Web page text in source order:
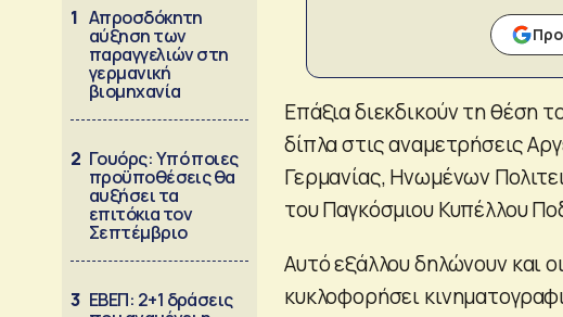
1 Απροσδόκητη
αύξηση των
παραγγελιών στη
γερμανική
βιομηχανία
2 Γουόρς: Υπό ποιες
προϋποθέσεις θα
αυξήσει τα
επιτόκια τον
Σεπτέμβριο
3 ΕΒΕΠ: 2+1 δράσεις
Επάξια διεκδικούν τη θέση
δίπλα στις αναμετρήσεις
Γερμανίας, Ηνωμένων
του Παγκόσμιου Κυπέλλου
Αυτό εξάλλου δηλώνουν και
κυκλοφορήσει